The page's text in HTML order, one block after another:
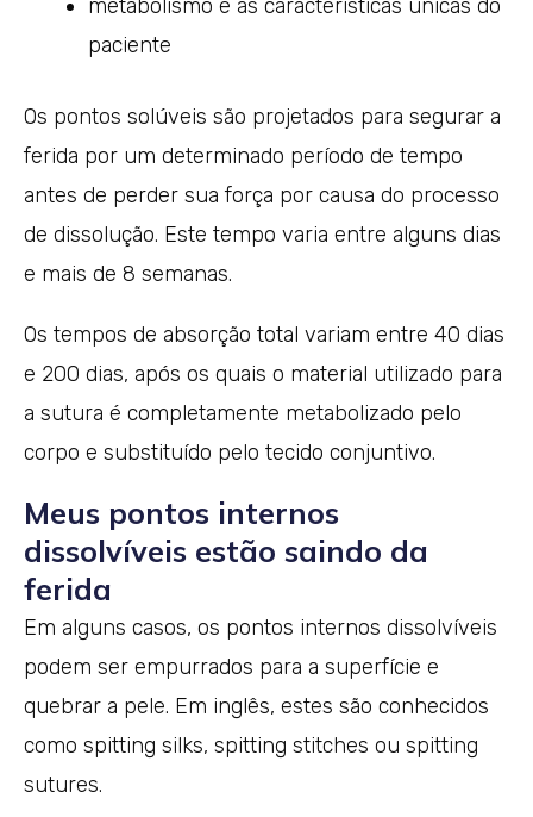
metabolismo e as características únicas do
paciente
Os pontos solúveis são projetados para segurar a
ferida por um determinado período de tempo
antes de perder sua força por causa do processo
de dissolução. Este tempo varia entre alguns dias
e mais de 8 semanas.
Os tempos de absorção total variam entre 40 dias
e 200 dias, após os quais o material utilizado para
a sutura é completamente metabolizado pelo
corpo e substituído pelo tecido conjuntivo.
Meus pontos internos
dissolvíveis estão saindo da
ferida
Em alguns casos, os pontos internos dissolvíveis
podem ser empurrados para a superfície e
quebrar a pele. Em inglês, estes são conhecidos
como spitting silks, spitting stitches ou spitting
sutures.